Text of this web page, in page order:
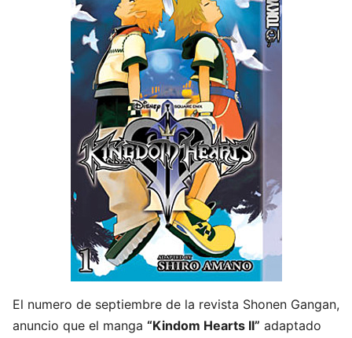
El numero de septiembre de la revista Shonen Gangan,
anuncio que el manga “Kindom Hearts II” adaptado